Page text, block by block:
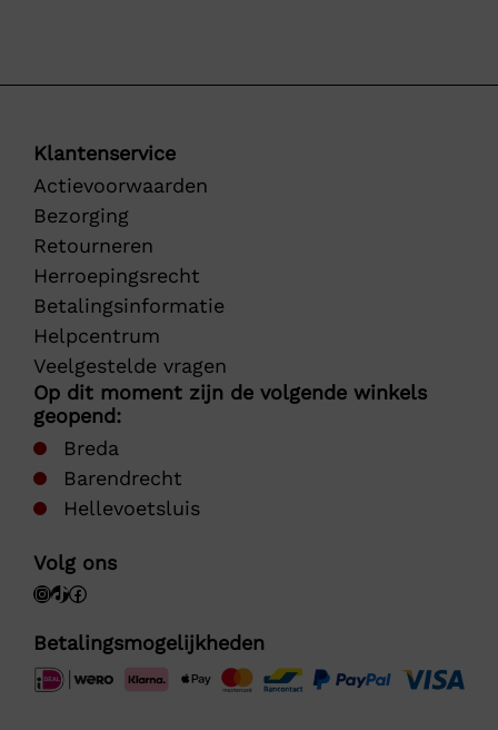
Klantenservice
Actievoorwaarden
Bezorging
Retourneren
Herroepingsrecht
Betalingsinformatie
Helpcentrum
Veelgestelde vragen
Op dit moment zijn de volgende winkels
geopend:
Breda
Barendrecht
Hellevoetsluis
Volg ons
Betalingsmogelijkheden